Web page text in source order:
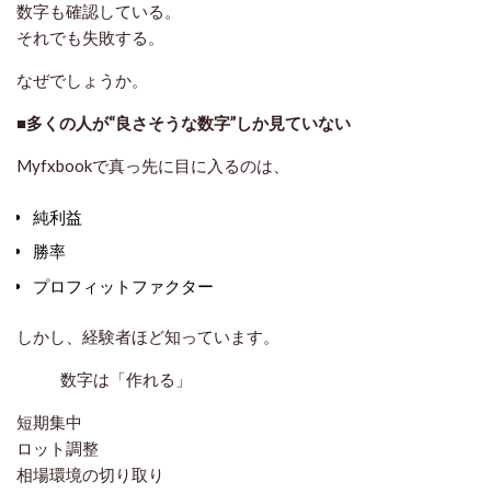
数字も確認している。
それでも失敗する。
なぜでしょうか。
■多くの人が“良さそうな数字”しか見ていない
Myfxbookで真っ先に目に入るのは、
純利益
勝率
プロフィットファクター
しかし、経験者ほど知っています。
数字は「作れる」
短期集中
ロット調整
相場環境の切り取り